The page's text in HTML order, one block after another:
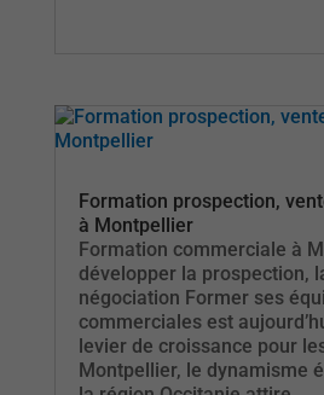
Formation prospection,
à Montpellier
Formation commerciale à
développer la prospection,
négociation Former ses
commerciales est
levier de croissance pour
Montpellier, le dynamisme